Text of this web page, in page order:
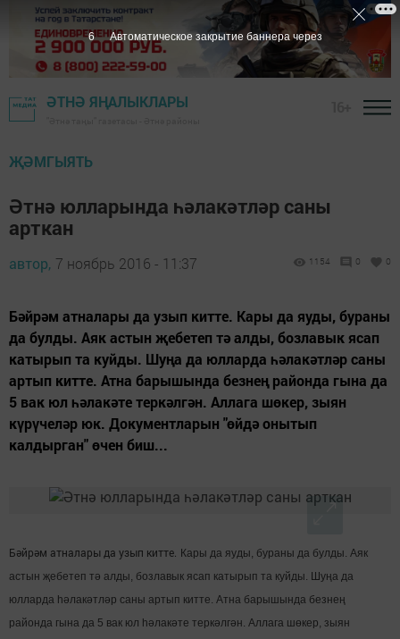
ӘТНӘ ЯҢАЛЫКЛАРЫ
ҖӘМГЫЯТЬ
Әтнә юлларында һәлакәтләр саны
арткан
автор, 7 ноябрь 2016 - 11:37 1154 0 0
Бәйрәм атналары да узып китте. Кары да яуды, бураны
да булды. Аяк астын җебетеп тә алды, бозлавык ясап
катырып та куйды. Шуңа да юлларда һәлакәтләр саны
артып китте. Атна барышында безнең районда гына да
5 вак юл һәлакәте теркәлгән. Аллага шөкер, зыян
күрүчеләр юк. Документларын "өйдә онытып
калдырган" өчен биш...
Бәйрәм атналары да узып китте. Кары да яуды, бураны да булды. Аяк
астын җебетеп тә алды, бозлавык ясап катырып та куйды. Шуңа да
юлларда һәлакәтләр саны артып китте. Атна барышында безнең
районда гына да 5 вак юл һәлакәте теркәлгән. Аллага шөкер, зыян
5 Автоматическое закрытие баннера через